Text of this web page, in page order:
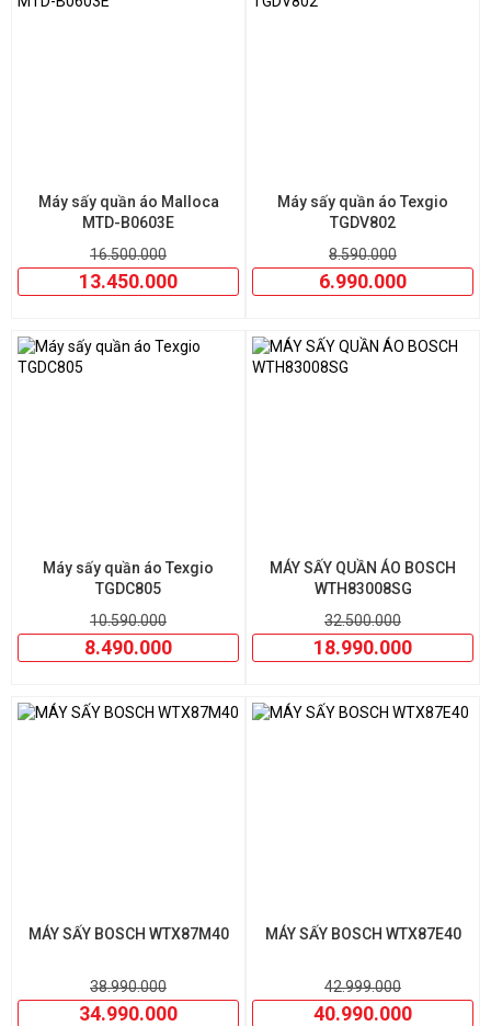
Máy sấy quần áo Malloca
MTD-B0603E
16.500.000
13.450.000
Máy sấy quần áo Texgio
TGDV802
8.590.000
6.990.000
Máy sấy quần áo Texgio
TGDC805
10.590.000
8.490.000
MÁY SẤY QUẦN ÁO BOSCH
WTH83008SG
32.500.000
18.990.000
MÁY SẤY BOSCH WTX87M40
38.990.000
34.990.000
MÁY SẤY BOSCH WTX87E40
42.999.000
40.990.000